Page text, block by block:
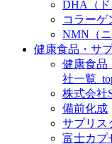
DHA（ド
コラーゲ
NMN（
健康食品・サ
健康食品
社一覧
株式会社
備前化成
サプリス
富士カプ